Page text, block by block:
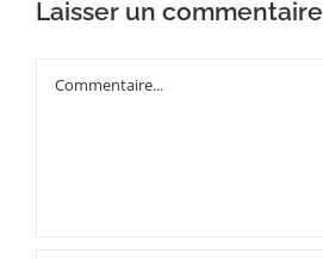
Laisser un commentaire
Commentaire